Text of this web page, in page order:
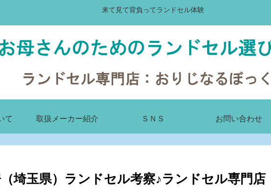
来て見て背負ってランドセル体験
て 取扱メーカー紹介 ＳＮＳ お問い合わせ
（埼玉県）ランドセル考察♪ランドセル専門